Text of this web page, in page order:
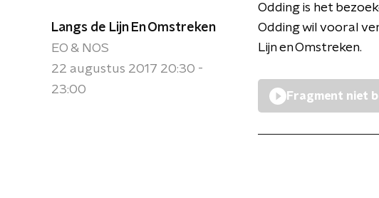
Langs de Lijn En Omstreken
EO & NOS
22 augustus 2017 20:30 -
23:00
Odding is het
Odding wil vooral
Lijn en Omstreken.
Fragment niet